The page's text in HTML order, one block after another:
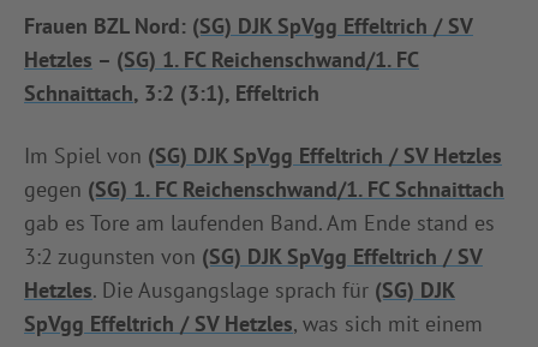
AUSBILDUNG & FÖRDERUNG
DER VERBAND
INFOTHEK SPIELPLUS
Frauen BZL Nord: (SG) DJK SpVgg Effeltrich / SV
Hetzles – (SG) 1. FC Reichenschwand/1. FC
Schnaittach, 3:2 (3:1), Effeltrich
Im Spiel von (SG) DJK SpVgg Effeltrich / SV Hetzles
gegen (SG) 1. FC Reichenschwand/1. FC Schnaittach
gab es Tore am laufenden Band. Am Ende stand es
3:2 zugunsten von (SG) DJK SpVgg Effeltrich / SV
Hetzles. Die Ausgangslage sprach für (SG) DJK
SpVgg Effeltrich / SV Hetzles, was sich mit einem